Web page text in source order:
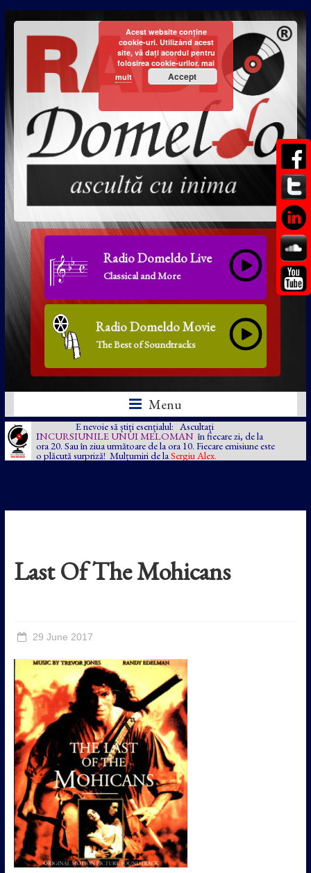
Radio Domeldo Live
Classical and More
Radio Domeldo Movie
The Best of Soundtracks
Menu
E nevoie să știți esențialul: Ascultați
INCURSIUNILE UNUI MELOMAN în fiecare zi, de la
ora 20. Sau în ziua următoare de la ora 10. Fiecare emisiune este
o plăcută surpriză! Mulțumiri de la Sergiu Alex.
Last Of The Mohicans
29 June 2017
Acest website conține
cookie-uri. Utilizând acest
site, vă dați acordul pentru
folosirea cookie-urilor. mai
mult
Accept